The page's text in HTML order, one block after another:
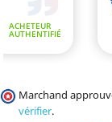
Marchand
vérifier.